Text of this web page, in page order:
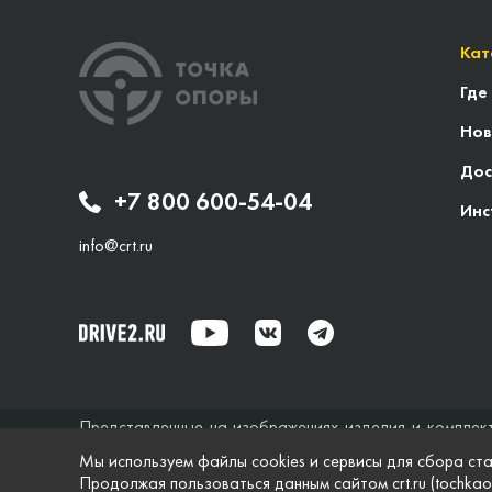
+7 800 600-54-04
info@crt.ru
Представленные на изображениях изделия и
исключительно справочный характер и ни при каких
не дает гарантий по поводу своевременности,
Мы используем файлы cookies и сервисы для сбора
Продолжая пользоваться данным сайтом crt.ru